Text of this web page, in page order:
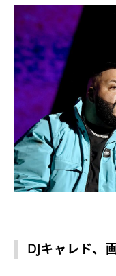
DJキャレド、